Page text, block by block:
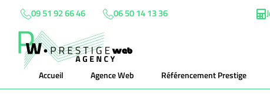
09 51 92 66 46 06 50 14 13 36
Accueil Agence Web Référencement Prestige